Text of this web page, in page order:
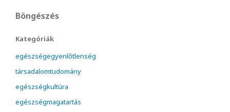
Böngészés
Kategóriák
egészségegyenlőtlenség
társadalomtudomány
egészségkultúra
egészségmagatartás